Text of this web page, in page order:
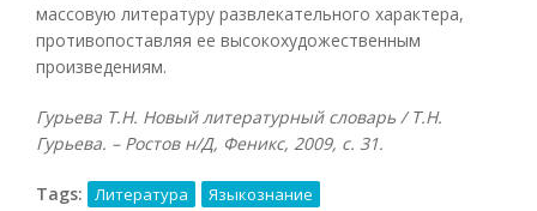
массовую литературу развлекательного характера,
противопоставляя ее высокохудожественным
произведениям.
Гурьева Т.Н. Новый литературный словарь / Т.Н.
Гурьева. – Ростов н/Д, Феникс, 2009, с. 31.
Tags: Литература Языкознание